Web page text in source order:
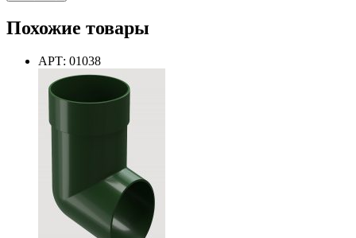
Пломбир
Похожие товары
АРТ: 01038